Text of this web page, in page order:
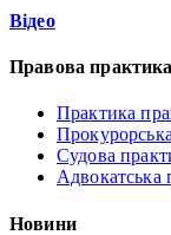
Відео
Правова практика
Практика
Судова
Адвокатська
Новини